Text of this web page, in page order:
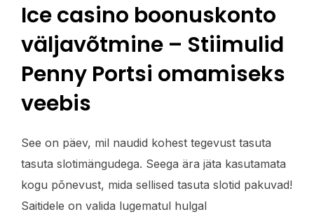
Ice casino boonuskonto
väljavõtmine – Stiimulid
Penny Portsi omamiseks
veebis
See on päev, mil naudid kohest tegevust tasuta
tasuta slotimängudega. Seega ära jäta kasutamata
kogu põnevust, mida sellised tasuta slotid pakuvad!
Saitidele on valida lugematul hulgal